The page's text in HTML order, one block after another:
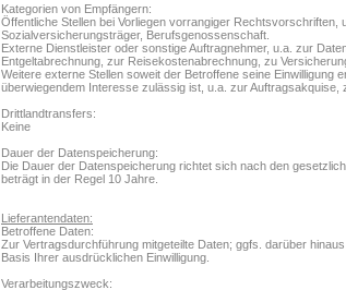
Kategorien von Empfängern:
Öffentliche Stellen bei Vorliegen vorrangiger Rechtsvorschriften,
Sozialversicherungsträger, Berufsgenossenschaft.
Externe Dienstleister oder sonstige Auftragnehmer, u.a. zur
Entgeltabrechnung, zur Reisekostenabrechnung, zu
Weitere externe Stellen soweit der Betroffene seine Einwilligung
überwiegendem Interesse zulässig ist, u.a. zur Auftragsakquise,
Drittlandtransfers:
Keine
Dauer der Datenspeicherung:
Die Dauer der Datenspeicherung richtet sich nach den
beträgt in der Regel 10 Jahre.
Lieferantendaten:
Betroffene Daten:
Zur Vertragsdurchführung mitgeteilte Daten; ggfs. darüber
Basis Ihrer ausdrücklichen Einwilligung.
Verarbeitungszweck: